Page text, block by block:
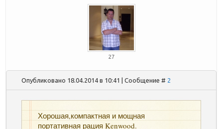
27
Опубликовано 18.04.2014 в 10:41 | Сообщение # 2
Хорошая,компактная и мощная
портативная рация Kenwood.